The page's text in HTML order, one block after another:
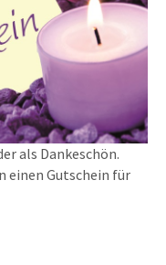
als Dankeschön.
einen Gutschein für